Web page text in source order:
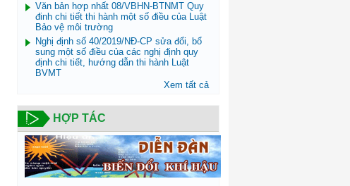
Văn bản hợp nhất 08/VBHN-BTNMT Quy
đinh chi tiết thi hành một số điều của Luật
Bảo vệ môi trường
Nghị định số 40/2019/NĐ-CP sửa đổi, bổ
sung một số điều của các nghị định quy
định chi tiết, hướng dẫn thi hành Luật
BVMT
Xem tất cả
HỢP TÁC